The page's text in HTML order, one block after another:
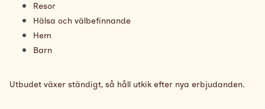
Resor
Hälsa och välbefinnande
Hem
Barn
Utbudet växer ständigt, så håll utkik efter nya erbjudanden.